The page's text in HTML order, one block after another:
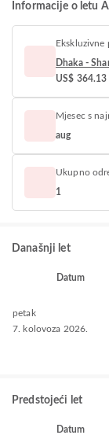
Informacije o letu
Ekskluzivne
Dhaka -
US$ 364.13
Mjesec s
aug
Ukupno
1
Današnji let
Datum
petak
7. kolovoza 2026.
Predstojeći let
Datum